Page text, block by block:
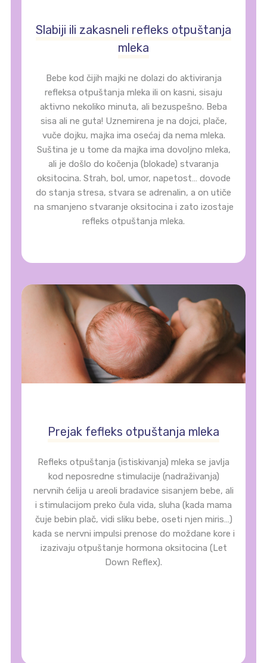
Slabiji ili zakasneli refleks otpuštanja
mleka
Bebe kod čijih majki ne dolazi do aktiviranja
refleksa otpuštanja mleka ili on kasni, sisaju
aktivno nekoliko minuta, ali bezuspešno. Beba
sisa ali ne guta! Uznemirena je na dojci, plače,
vuče dojku, majka ima osećaj da nema mleka.
Suština je u tome da majka ima dovoljno mleka,
ali je došlo do kočenja (blokade) stvaranja
oksitocina. Strah, bol, umor, napetost… dovode
do stanja stresa, stvara se adrenalin, a on utiče
na smanjeno stvaranje oksitocina i zato izostaje
refleks otpuštanja mleka.
Prejak fefleks otpuštanja mleka
Refleks otpuštanja (istiskivanja) mleka se javlja
kod neposredne stimulacije (nadraživanja)
nervnih ćelija u areoli bradavice sisanjem bebe, ali
i stimulacijom preko čula vida, sluha (kada mama
čuje bebin plač, vidi sliku bebe, oseti njen miris…)
kada se nervni impulsi prenose do moždane kore i
izazivaju otpuštanje hormona oksitocina (Let
Down Reflex).